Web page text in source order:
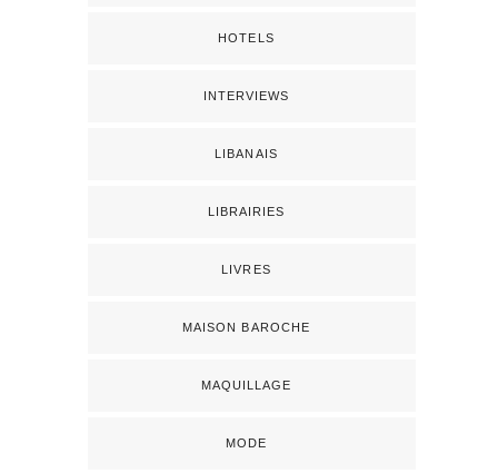
HOTELS
INTERVIEWS
LIBANAIS
LIBRAIRIES
LIVRES
MAISON BAROCHE
MAQUILLAGE
MODE